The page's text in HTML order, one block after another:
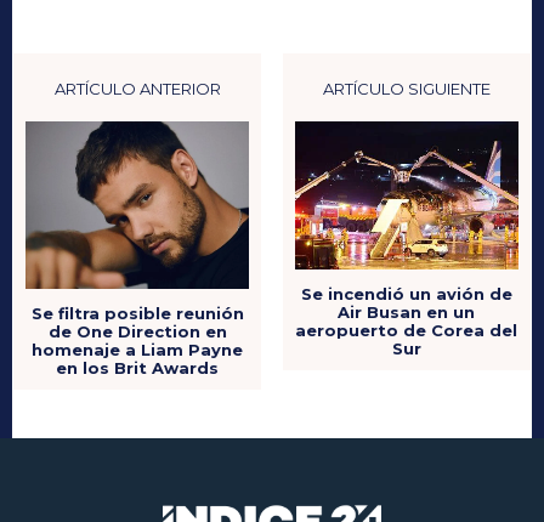
ARTÍCULO ANTERIOR
Se filtra posible reunión
de One Direction en
homenaje a Liam Payne
en los Brit Awards
ARTÍCULO SIGUIENTE
Se incendió un avión de
Air Busan en un
aeropuerto de Corea del
Sur